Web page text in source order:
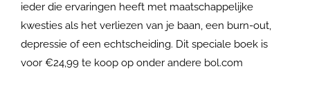
ieder die ervaringen heeft met maatschappelijke
kwesties als het verliezen van je baan, een burn-out,
depressie of een echtscheiding. Dit speciale boek is
voor €24,99 te koop op onder andere bol.com